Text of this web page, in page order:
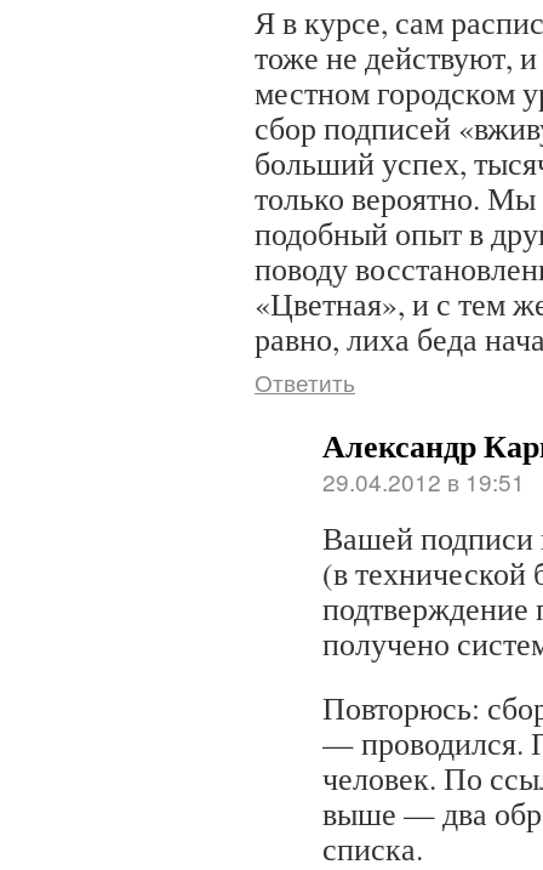
Я в курсе, сам
тоже не действуют,
местном городском
сбор подписей
больший успех,
только вероятно.
подобный опыт в
поводу
«Цветная», и с тем
равно, лиха беда
Ответить
Александр
29.04.2012 в 19:51
Вашей подписи
(в технической
подтверждение
получено
Повторюсь:
— проводился.
человек. По
выше — два
списка.